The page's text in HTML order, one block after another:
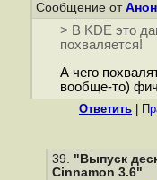
Сообщение от
> В KDE это
похваляется!
А чего
вообще-то)
Ответить
39. "Выпуск
Cinnamon 3.6"